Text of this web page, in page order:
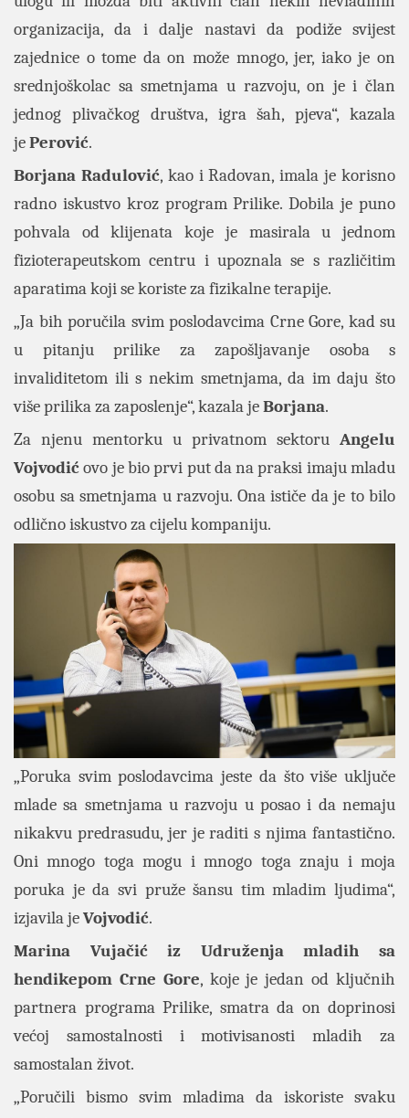
organizacija, da i dalje nastavi da podiže svijest
zajednice o tome da on može mnogo, jer, iako je on
srednjoškolac sa smetnjama u razvoju, on je i član
jednog plivačkog društva, igra šah, pjeva“, kazala
jePerović.
Borjana Radulović, kao i Radovan, imala je korisno
radno iskustvo kroz program Prilike. Dobila je puno
pohvala od klijenata koje je masirala u jednom
fizioterapeutskom centru i upoznala se s različitim
aparatima koji se koriste za fizikalne terapije.
„Ja bih poručila svim poslodavcima Crne Gore, kad su
u pitanju prilike za zapošljavanje osoba s
invaliditetom ili s nekim smetnjama, da im daju što
više prilika za zaposlenje“, kazala jeBorjana.
Za njenu mentorku u privatnom sektoru Angelu
Vojvodićovo je bio prvi put da na praksi imaju mladu
osobu sa smetnjama u razvoju. Ona ističe da je to bilo
odlično iskustvo za cijelu kompaniju.
„Poruka svim poslodavcima jeste da što više uključe
mlade sa smetnjama u razvoju u posao i da nemaju
nikakvu predrasudu, jer je raditi s njima fantastično.
Oni mnogo toga mogu i mnogo toga znaju i moja
poruka je da svi pruže šansu tim mladim ljudima“,
izjavila jeVojvodić.
Marina Vujačićiz Udruženja mladih sa
hendikepom Crne Gore, koje je jedan od ključnih
partnera programa Prilike, smatra da on doprinosi
većoj samostalnosti i motivisanosti mladih za
samostalan život.
„Poručili bismo svim mladima da iskoriste svaku